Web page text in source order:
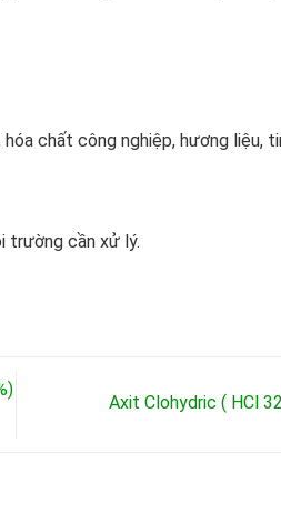
chất công nghiệp, hương liệu,
trường cần xử lý.
Axit Clohydric ( HCl